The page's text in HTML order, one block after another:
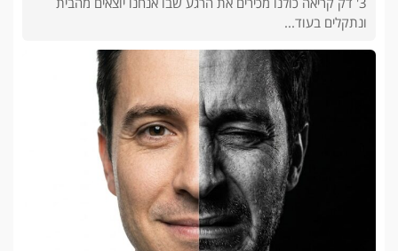
ונתקלים בעוד...